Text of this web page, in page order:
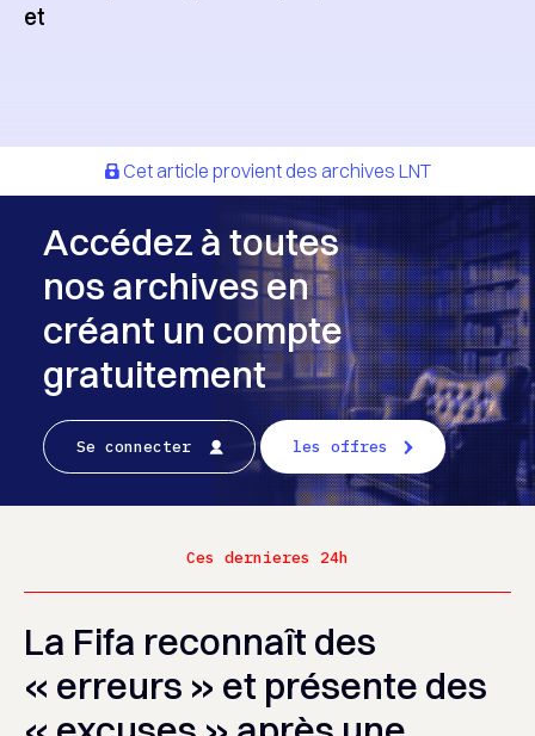
et
Cet article provient des archives LNT
Accédez à toutes
nos archives en
créant un compte
gratuitement
Se connecter les offres
Ces dernieres 24h
La Fifa reconnaît des
« erreurs » et présente des